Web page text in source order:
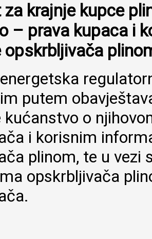
za krajnje kupce
– prava kupaca i
opskrbljivača
putem
kućanstvo o
i korisnim
plinom, te u vezi
opskrbljivača